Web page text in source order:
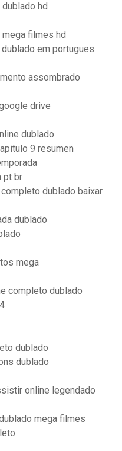
hd
filmes hd
em portugues
assombrado
drive
dublado
9 resumen
pt br
dublado baixar
dublado
mega
completo dublado
dublado
dublado
online legendado
mega filmes